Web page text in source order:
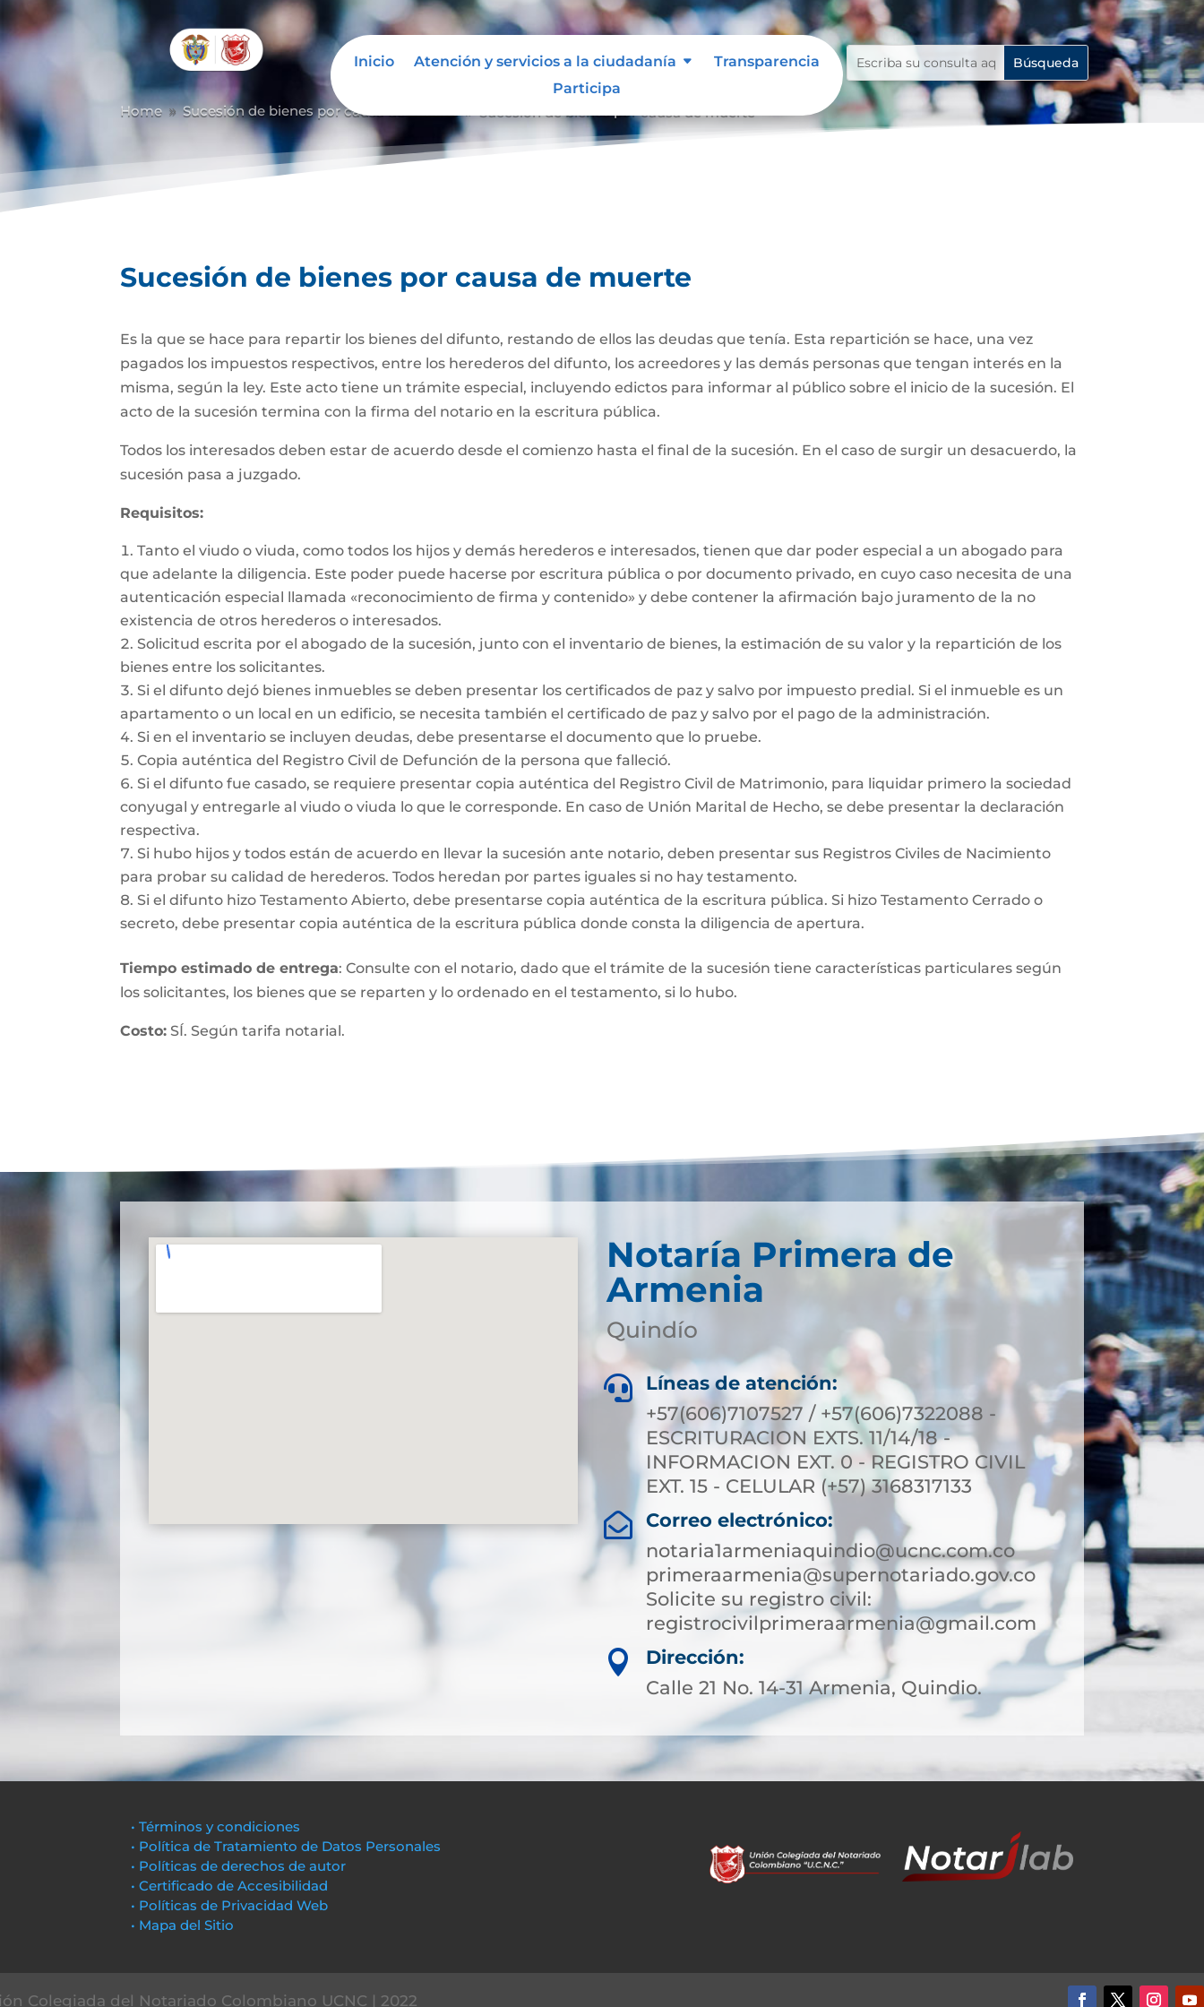
Abrir barra de herramientas
Inicio Atención y servicios a la ciudadanía
Transparencia
Participa
Home 9 Sucesión de bienes por causa de muerte
Sucesión de bienes por causa de muerte
Es la que se hace para repartir los bienes del difunto, restando de ellos las deudas que tenía. Esta repartición se hace, una vez
pagados los impuestos respectivos, entre los herederos del difunto, los acreedores y las demás personas que tengan interés en la
misma, según la ley. Este acto tiene un trámite especial, incluyendo edictos para informar al público sobre el inicio de la sucesión. El
acto de la sucesión termina con la firma del notario en la escritura pública.
Todos los interesados deben estar de acuerdo desde el comienzo hasta el final de la sucesión. En el caso de surgir un desacuerdo, la
sucesión pasa a juzgado.
Requisitos:
Tanto el viudo o viuda, como todos los hijos y demás herederos e interesados, tienen que dar poder especial a un abogado para
que adelante la diligencia. Este poder puede hacerse por escritura pública o por documento privado, en cuyo caso necesita de una
autenticación especial llamada «reconocimiento de firma y contenido» y debe contener la afirmación bajo juramento de la no
existencia de otros herederos o interesados.
Solicitud escrita por el abogado de la sucesión, junto con el inventario de bienes, la estimación de su valor y la repartición de los
bienes entre los solicitantes.
Si el difunto dejó bienes inmuebles se deben presentar los certificados de paz y salvo por impuesto predial. Si el inmueble es un
apartamento o un local en un edificio, se necesita también el certificado de paz y salvo por el pago de la administración.
Si en el inventario se incluyen deudas, debe presentarse el documento que lo pruebe.
Copia auténtica del Registro Civil de Defunción de la persona que falleció.
Si el difunto fue casado, se requiere presentar copia auténtica del Registro Civil de Matrimonio, para liquidar primero la sociedad
conyugal y entregarle al viudo o viuda lo que le corresponde. En caso de Unión Marital de Hecho, se debe presentar la declaración
respectiva.
Si hubo hijos y todos están de acuerdo en llevar la sucesión ante notario, deben presentar sus Registros Civiles de Nacimiento
para probar su calidad de herederos. Todos heredan por partes iguales si no hay testamento.
Si el difunto hizo Testamento Abierto, debe presentarse copia auténtica de la escritura pública. Si hizo Testamento Cerrado o
secreto, debe presentar copia auténtica de la escritura pública donde consta la diligencia de apertura.
Tiempo estimado de entrega: Consulte con el notario, dado que el trámite de la sucesión tiene características particulares según
los solicitantes, los bienes que se reparten y lo ordenado en el testamento, si lo hubo.
Costo: SÍ. Según tarifa notarial.
Notaría Primera de
Armenia
Quindío

Líneas de atención:
+57(606)7107527 / +57(606)7322088 -
ESCRITURACION EXTS. 11/14/18 -
INFORMACION EXT. 0 - REGISTRO CIVIL
EXT. 15 - CELULAR (+57) 3168317133

Correo electrónico:
notaria1armeniaquindio@ucnc.com.co
primeraarmenia@supernotariado.gov.co
Solicite su registro civil:
registrocivilprimeraarmenia@gmail.com

Dirección:
Calle 21 No. 14-31 Armenia, Quindio.
• Términos y condiciones
• Política de Tratamiento de Datos Personales
• Políticas de derechos de autor
• Certificado de Accesibilidad
• Políticas de Privacidad Web
• Mapa del Sitio
Colegiada del Notariado Colombiano UCNC | 2022